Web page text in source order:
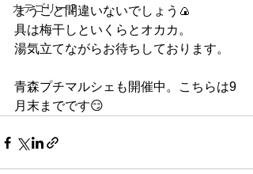
カテゴリー 2
まうこと間違いないでしょう🍙
具は梅干しといくらとオカカ。
湯気立てながらお待ちしております。
青森プチマルシェも開催中。こちらは9
月末までです😏